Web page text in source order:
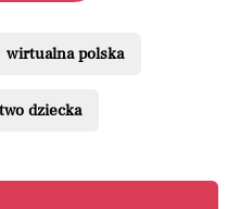
wirtualna polska
dziecka